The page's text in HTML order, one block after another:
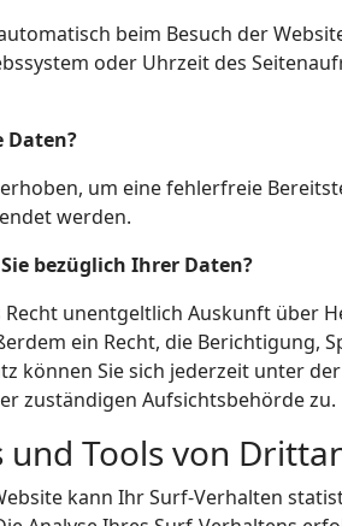
beim Besuch der
oder Uhrzeit des
Daten?
um eine fehlerfreie
werden.
bezüglich Ihrer Daten?
Recht unentgeltlich Auskunft über
ein Recht, die Berichtigung,
können Sie sich jederzeit unter
zuständigen Aufsichtsbehörde zu.
und Tools von
kann Ihr Surf-Verhalten